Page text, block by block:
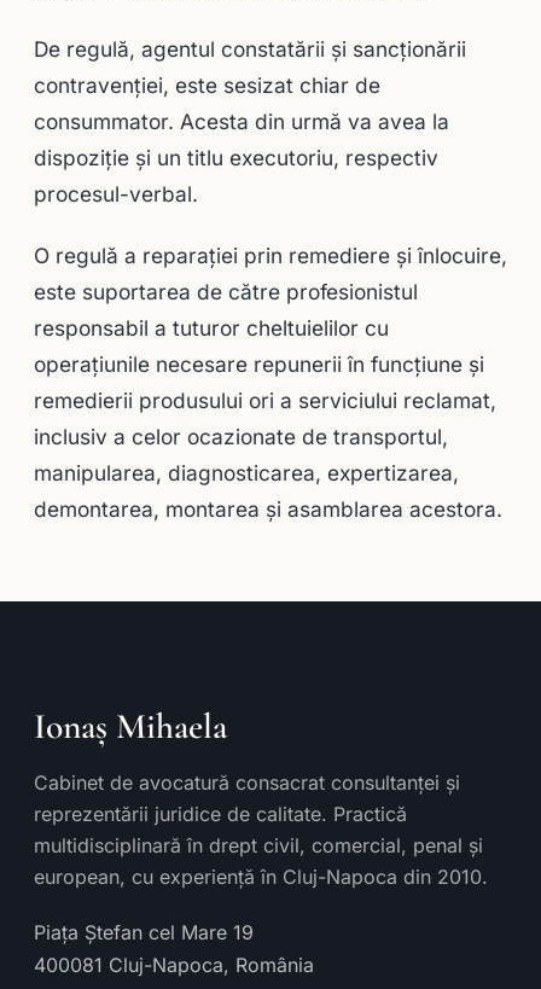
De regulă, agentul constatării şi sancţionării
contravenţiei, este sesizat chiar de
consummator. Acesta din urmă va avea la
dispoziţie şi un titlu executoriu, respectiv
procesul-verbal.
O regulă a reparaţiei prin remediere şi înlocuire,
este suportarea de către profesionistul
responsabil a tuturor cheltuielilor cu
operaţiunile necesare repunerii în funcţiune şi
remedierii produsului ori a serviciului reclamat,
inclusiv a celor ocazionate de transportul,
manipularea, diagnosticarea, expertizarea,
demontarea, montarea şi asamblarea acestora.
Ionaș Mihaela
Cabinet de avocatură consacrat consultanței și
reprezentării juridice de calitate. Practică
multidisciplinară în drept civil, comercial, penal și
european, cu experiență în Cluj-Napoca din 2010.
Piața Ștefan cel Mare 19
400081 Cluj-Napoca, România